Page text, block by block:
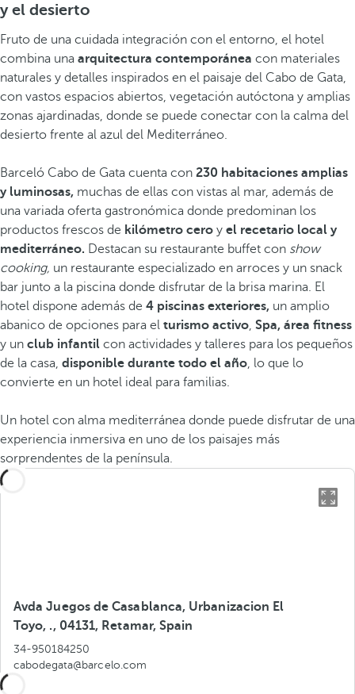
y el desierto
Fruto de una cuidada integración con el entorno, el hotel
combina una arquitectura contemporánea con materiales
naturales y detalles inspirados en el paisaje del Cabo de Gata,
con vastos espacios abiertos, vegetación autóctona y amplias
zonas ajardinadas, donde se puede conectar con la calma del
desierto frente al azul del Mediterráneo.
Barceló Cabo de Gata cuenta con 230 habitaciones amplias
y luminosas, muchas de ellas con vistas al mar, además de
una variada oferta gastronómica donde predominan los
productos frescos de kilómetro cero y el recetario local y
mediterráneo. Destacan su restaurante buffet con show
cooking, un restaurante especializado en arroces y un snack
bar junto a la piscina donde disfrutar de la brisa marina. El
hotel dispone además de 4 piscinas exteriores, un amplio
abanico de opciones para el turismo activo, Spa, área fitness
y un club infantil con actividades y talleres para los pequeños
de la casa, disponible durante todo el año, lo que lo
convierte en un hotel ideal para familias.
Un hotel con alma mediterránea donde puede disfrutar de una
experiencia inmersiva en uno de los paisajes más
sorprendentes de la península.
Avda Juegos de Casablanca, Urbanizacion El
Toyo, ., 04131, Retamar, Spain
34-950184250
cabodegata@barcelo.com